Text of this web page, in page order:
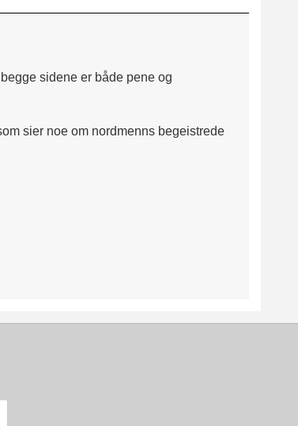
sidene er både pene og
sier noe om nordmenns begeistrede